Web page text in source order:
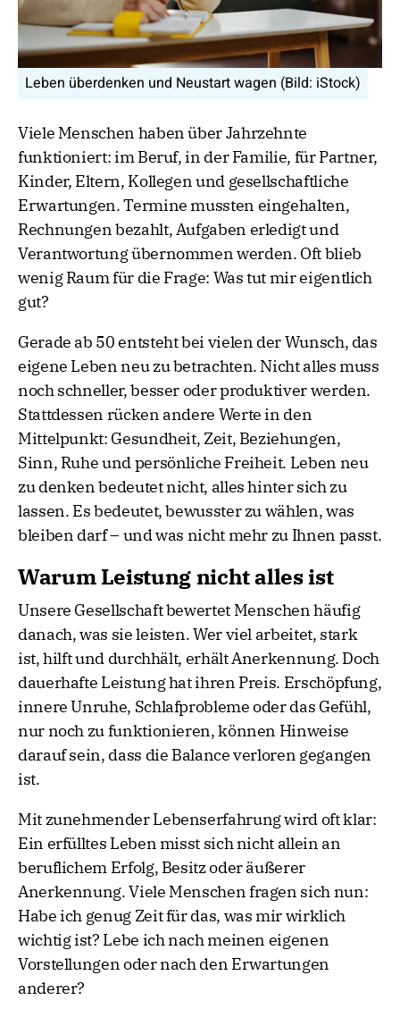
Leben überdenken und Neustart wagen (Bild: iStock)
Viele Menschen haben über Jahrzehnte
funktioniert: im Beruf, in der Familie, für Partner,
Kinder, Eltern, Kollegen und gesellschaftliche
Erwartungen. Termine mussten eingehalten,
Rechnungen bezahlt, Aufgaben erledigt und
Verantwortung übernommen werden. Oft blieb
wenig Raum für die Frage: Was tut mir eigentlich
gut?
Gerade ab 50 entsteht bei vielen der Wunsch, das
eigene Leben neu zu betrachten. Nicht alles muss
noch schneller, besser oder produktiver werden.
Stattdessen rücken andere Werte in den
Mittelpunkt: Gesundheit, Zeit, Beziehungen,
Sinn, Ruhe und persönliche Freiheit. Leben neu
zu denken bedeutet nicht, alles hinter sich zu
lassen. Es bedeutet, bewusster zu wählen, was
bleiben darf – und was nicht mehr zu Ihnen passt.
Warum Leistung nicht alles ist
Unsere Gesellschaft bewertet Menschen häufig
danach, was sie leisten. Wer viel arbeitet, stark
ist, hilft und durchhält, erhält Anerkennung. Doch
dauerhafte Leistung hat ihren Preis. Erschöpfung,
innere Unruhe, Schlafprobleme oder das Gefühl,
nur noch zu funktionieren, können Hinweise
darauf sein, dass die Balance verloren gegangen
ist.
Mit zunehmender Lebenserfahrung wird oft klar:
Ein erfülltes Leben misst sich nicht allein an
beruflichem Erfolg, Besitz oder äußerer
Anerkennung. Viele Menschen fragen sich nun:
Habe ich genug Zeit für das, was mir wirklich
wichtig ist? Lebe ich nach meinen eigenen
Vorstellungen oder nach den Erwartungen
anderer?